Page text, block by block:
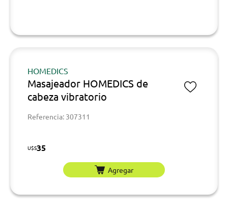
HOMEDICS
Masajeador HOMEDICS de
cabeza vibratorio
Referencia: 307311
U$S35
Agregar